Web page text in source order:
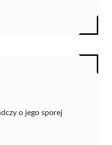
o jego sporej